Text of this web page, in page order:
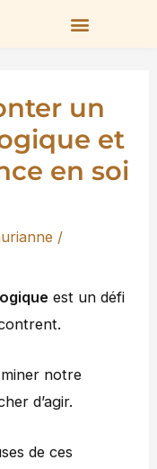
un
et
en soi
/
est un défi
notre
d’agir.
de ces